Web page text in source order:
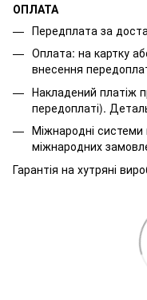
ОПЛАТА
Передплата за
Оплата: на картку
внесення
Накладений платіж
передоплаті).
Міжнародні системи
міжнародних
Гарантія на хутряні